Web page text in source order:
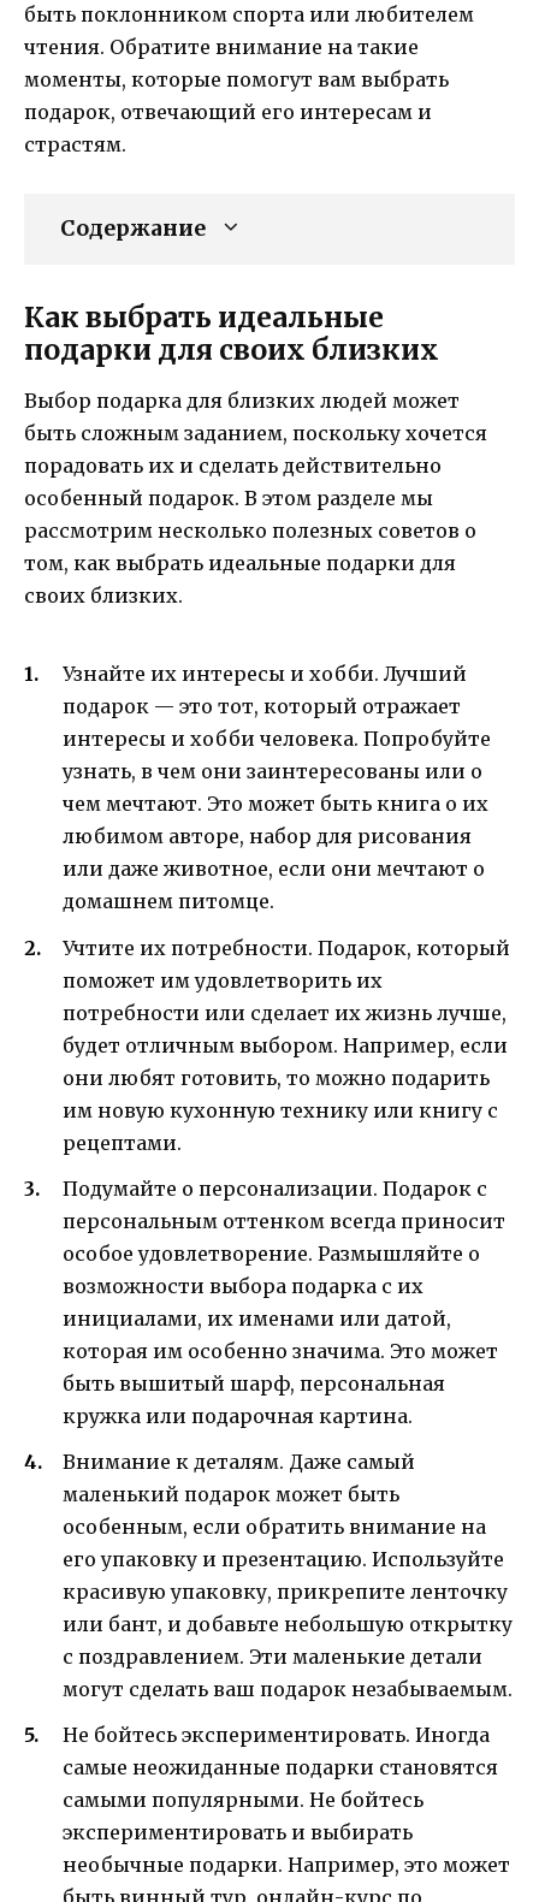
быть поклонником спорта или любителем
чтения. Обратите внимание на такие
моменты, которые помогут вам выбрать
подарок, отвечающий его интересам и
страстям.
Содержание
Как выбрать идеальные
подарки для своих близких
Выбор подарка для близких людей может
быть сложным заданием, поскольку хочется
порадовать их и сделать действительно
особенный подарок. В этом разделе мы
рассмотрим несколько полезных советов о
том, как выбрать идеальные подарки для
своих близких.
Узнайте их интересы и хобби. Лучший
подарок — это тот, который отражает
интересы и хобби человека. Попробуйте
узнать, в чем они заинтересованы или о
чем мечтают. Это может быть книга о их
любимом авторе, набор для рисования
или даже животное, если они мечтают о
домашнем питомце.
Учтите их потребности. Подарок, который
поможет им удовлетворить их
потребности или сделает их жизнь лучше,
будет отличным выбором. Например, если
они любят готовить, то можно подарить
им новую кухонную технику или книгу с
рецептами.
Подумайте о персонализации. Подарок с
персональным оттенком всегда приносит
особое удовлетворение. Размышляйте о
возможности выбора подарка с их
инициалами, их именами или датой,
которая им особенно значима. Это может
быть вышитый шарф, персональная
кружка или подарочная картина.
Внимание к деталям. Даже самый
маленький подарок может быть
особенным, если обратить внимание на
его упаковку и презентацию. Используйте
красивую упаковку, прикрепите ленточку
или бант, и добавьте небольшую открытку
с поздравлением. Эти маленькие детали
могут сделать ваш подарок незабываемым.
Не бойтесь экспериментировать. Иногда
самые неожиданные подарки становятся
самыми популярными. Не бойтесь
экспериментировать и выбирать
необычные подарки. Например, это может